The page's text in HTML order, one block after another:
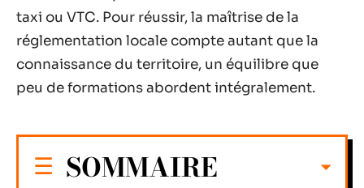
taxi ou VTC. Pour réussir, la maîtrise de la
réglementation locale compte autant que la
connaissance du territoire, un équilibre que
peu de formations abordent intégralement.
SOMMAIRE